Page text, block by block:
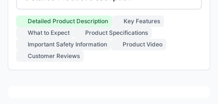
Detailed Product Description
Key Features
What to Expect
Product Specifications
Important Safety Information
Product Video
Customer Reviews